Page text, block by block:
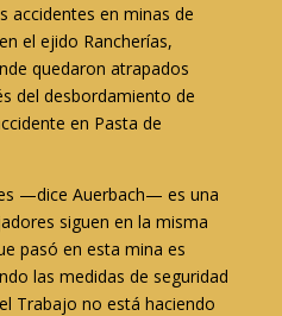
accidentes en minas de
el ejido Rancherías,
quedaron atrapados
del desbordamiento de
en Pasta de
—dice Auerbach— es una
siguen en la misma
pasó en esta mina es
las medidas de seguridad
Trabajo no está haciendo